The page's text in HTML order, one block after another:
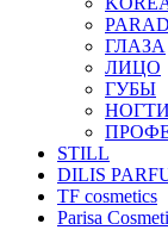
ГЛАЗА
ЛИЦО
ГУБЫ
НОГТИ
STILL
DILIS
TF cosmetics
Parisa